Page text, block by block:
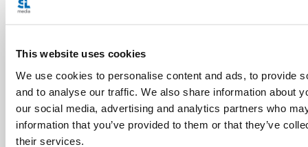
This website uses cookies
We use cookies to personalise content and ads, to provide
and to analyse our traffic. We also share information about
our social media, advertising and analytics partners who
information that you’ve provided to them or that they’ve
their services.
物。慈幼會大家庭在鮑思高神父紀念日團聚一堂，
更新他們對青年男女的使命，特別是服務那些有迫
切需要的青年。鮑思高神父和慈幼會的神恩非常符
合時宜，因為世界上永遠有年輕人。當然，今天青
年與以往的不同，但各時代的青年卻有相同之處，